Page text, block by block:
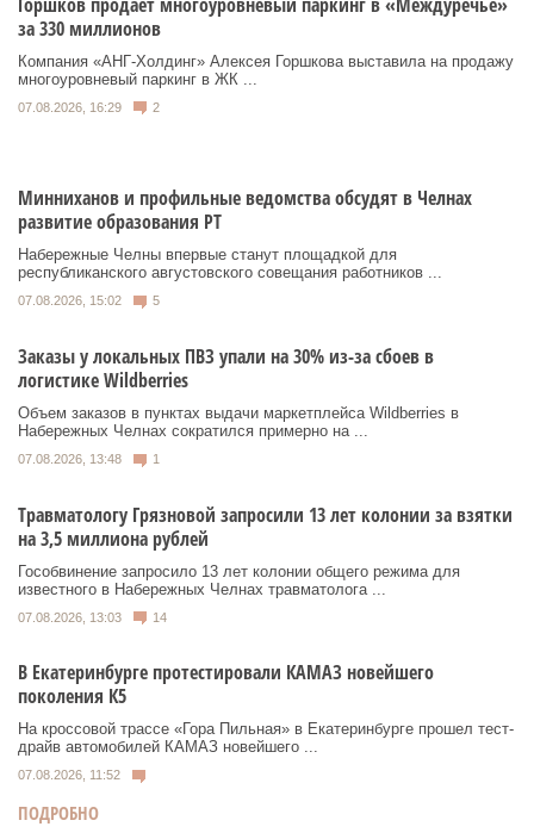
за 330 миллионов
Компания «АНГ-Холдинг» Алексея Горшкова выставила на продажу
многоуровневый паркинг в ЖК ...
07.08.2026, 16:29 2
Минниханов и профильные ведомства обсудят в Челнах
развитие образования РТ
Набережные Челны впервые станут площадкой для
республиканского августовского совещания работников ...
07.08.2026, 15:02 5
Заказы у локальных ПВЗ упали на 30% из-за сбоев в
логистике Wildberries
Объем заказов в пунктах выдачи маркетплейса Wildberries в
Набережных Челнах сократился примерно на ...
07.08.2026, 13:48 1
Травматологу Грязновой запросили 13 лет колонии за взятки
на 3,5 миллиона рублей
Гособвинение запросило 13 лет колонии общего режима для
известного в Набережных Челнах травматолога ...
07.08.2026, 13:03 14
В Екатеринбурге протестировали КАМАЗ новейшего
поколения К5
На кроссовой трассе «Гора Пильная» в Екатеринбурге прошел тест-
драйв автомобилей КАМАЗ новейшего ...
07.08.2026, 11:52
ПОДРОБНО